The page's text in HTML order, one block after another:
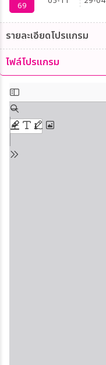
69
รายละเอียดโปรแกรม
ไฟล์โปรแกรม